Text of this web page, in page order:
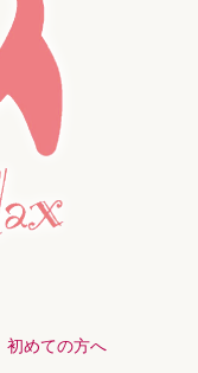
初めての方へ